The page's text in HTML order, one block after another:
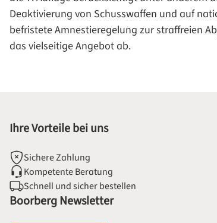
Deaktivierung von Schusswaffen und auf
befristete Amnestieregelung zur straffreien
das vielseitige Angebot ab.
Ihre Vorteile bei uns
Sichere Zahlung
Kompetente Beratung
Schnell und sicher bestellen
Boorberg Newsletter